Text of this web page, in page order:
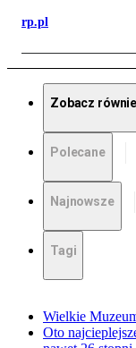
rp.pl
Zobacz
Polecane
Najnowsze
Tagi
Wielkie
Oto